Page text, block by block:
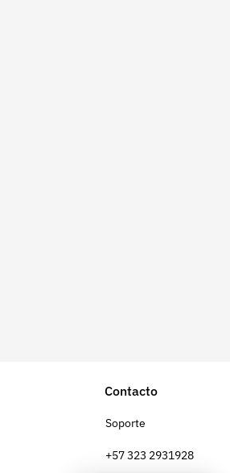
Contacto
Soporte
+57 323 2931928